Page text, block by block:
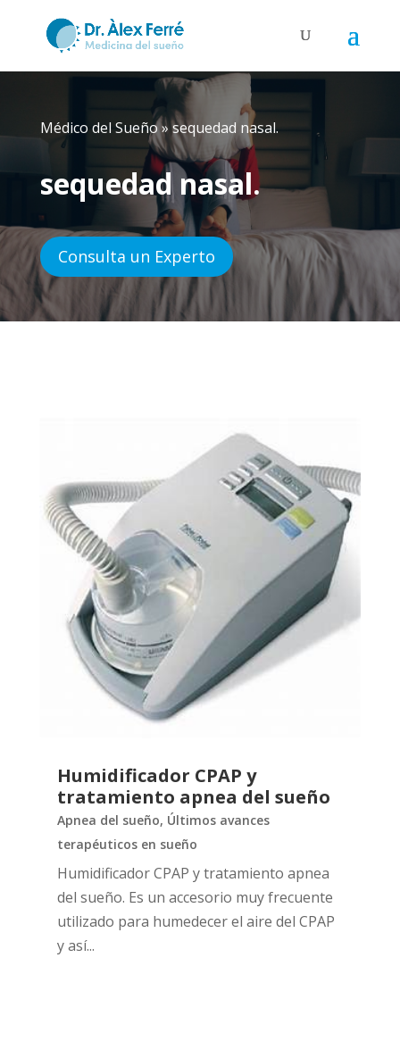
Médico del Sueño»sequedad nasal.
sequedad nasal.
Consulta un Experto
Humidificador CPAP y
tratamiento apnea del sueño
Apnea del sueño, Últimos avances
terapéuticos en sueño
Humidificador CPAP y tratamiento apnea
del sueño. Es un accesorio muy frecuente
utilizado para humedecer el aire del CPAP
y así...